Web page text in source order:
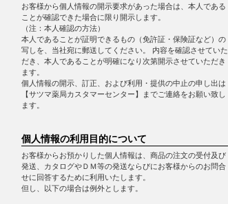
お客様から個人情報の開示要求があった場合は、本人である
ことが確認できた場合に限り開示します。
（注：本人確認の方法）
本人であることが証明できるもの（免許証・保険証など）の
写しを、当社宛に郵送してください。 内容を確認させていた
だき、本人であることが明確になり次第開示させていただき
ます。
個人情報の開示、訂正、および利用・提供の中止の申し出は
【サツマ薬局カスタマーセンター】までご連絡をお願い致し
ます。
個人情報の利用目的について
お客様からお預かりした個人情報は、商品の注文の受付及び
発送、カタログやＤＭ等の発送ならびにお客様からのお問合
せに回答するために利用いたします。
但し、以下の場合は例外とします。